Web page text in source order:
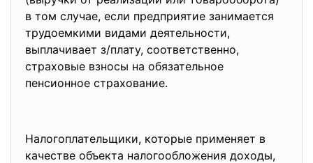
в том случае, если предприятие занимается
трудоемкими видами деятельности,
выплачивает з/плату, соответственно,
страховые взносы на обязательное
пенсионное страхование.
Налогоплательщики, которые применяет в
качестве объекта налогообложения доходы,